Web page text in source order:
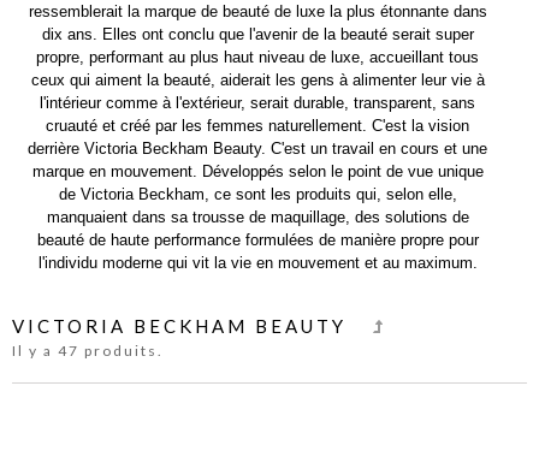
ressemblerait la marque de beauté de luxe la plus étonnante dans
dix ans. Elles ont conclu que l'avenir de la beauté serait super
propre, performant au plus haut niveau de luxe, accueillant tous
ceux qui aiment la beauté, aiderait les gens à alimenter leur vie à
l'intérieur comme à l'extérieur, serait durable, transparent, sans
cruauté et créé par les femmes naturellement. C'est la vision
derrière Victoria Beckham Beauty. C'est un travail en cours et une
marque en mouvement. Développés selon le point de vue unique
de Victoria Beckham, ce sont les produits qui, selon elle,
manquaient dans sa trousse de maquillage, des solutions de
beauté de haute performance formulées de manière propre pour
l'individu moderne qui vit la vie en mouvement et au maximum.
VICTORIA BECKHAM BEAUTY
Il y a 47 produits.